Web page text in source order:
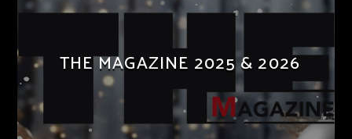
THE MAGAZINE 2025 & 2026